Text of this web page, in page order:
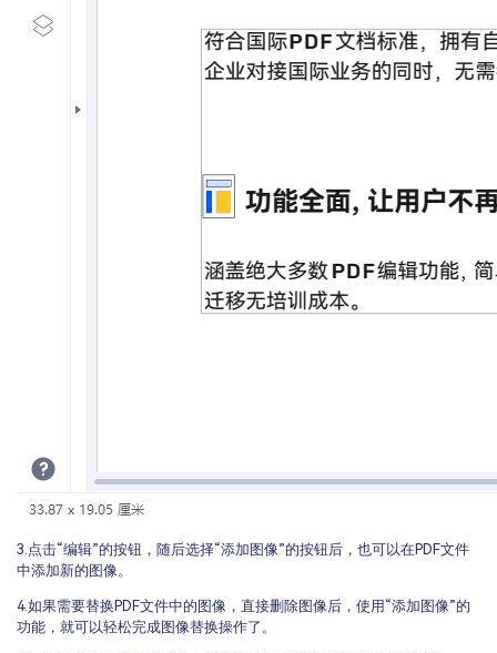
3.点击“编辑”的按钮，随后选择“添加图像”的按钮后，也可以在PDF文件
中添加新的图像。
4.如果需要替换PDF文件中的图像，直接删除图像后，使用“添加图像”的
功能，就可以轻松完成图像替换操作了。